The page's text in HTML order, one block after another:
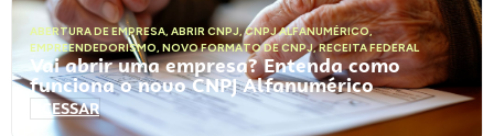
ABERTURA DE EMPRESA, ABRIR CNPJ,CNPJ ALFANUMÉRICO,
EMPREENDEDORISMO, NOVO FORMATO DE CNPJ,RECEITA FEDERAL
Vai abrir uma empresa? Entenda como
funciona o novo CNPJ Alfanumérico
ACESSAR